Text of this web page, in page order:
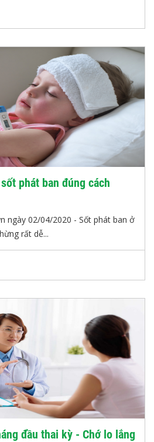
phát ban đúng cách
ngày 02/04/2020 - Sốt phát ban ở
rất dễ...
đầu thai kỳ - Chớ lo lắng